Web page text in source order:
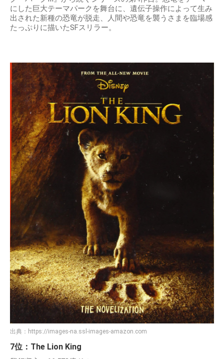
にした巨大テーマパークを舞台に、遺伝子操作によって生み
出された新種の恐竜が脱走、人間や恐竜を襲うさまを臨場感
たっぷりに描いたSFスリラー。
出典： https://images-na.ssl-images-amazon.com
7位：The Lion King